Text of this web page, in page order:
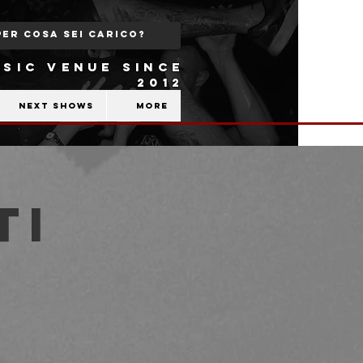
VENUE SINCE
2012
Next shows More